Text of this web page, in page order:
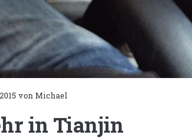
von Michael
in Tianjin